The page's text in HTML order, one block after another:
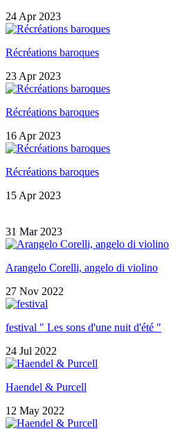
24 Apr 2023
Récréations baroques
23 Apr 2023
Récréations baroques
16 Apr 2023
Récréations baroques
15 Apr 2023
31 Mar 2023
Arangelo Corelli, angelo di violino
27 Nov 2022
festival " Les sons d'une nuit d'été "
24 Jul 2022
Haendel & Purcell
12 May 2022